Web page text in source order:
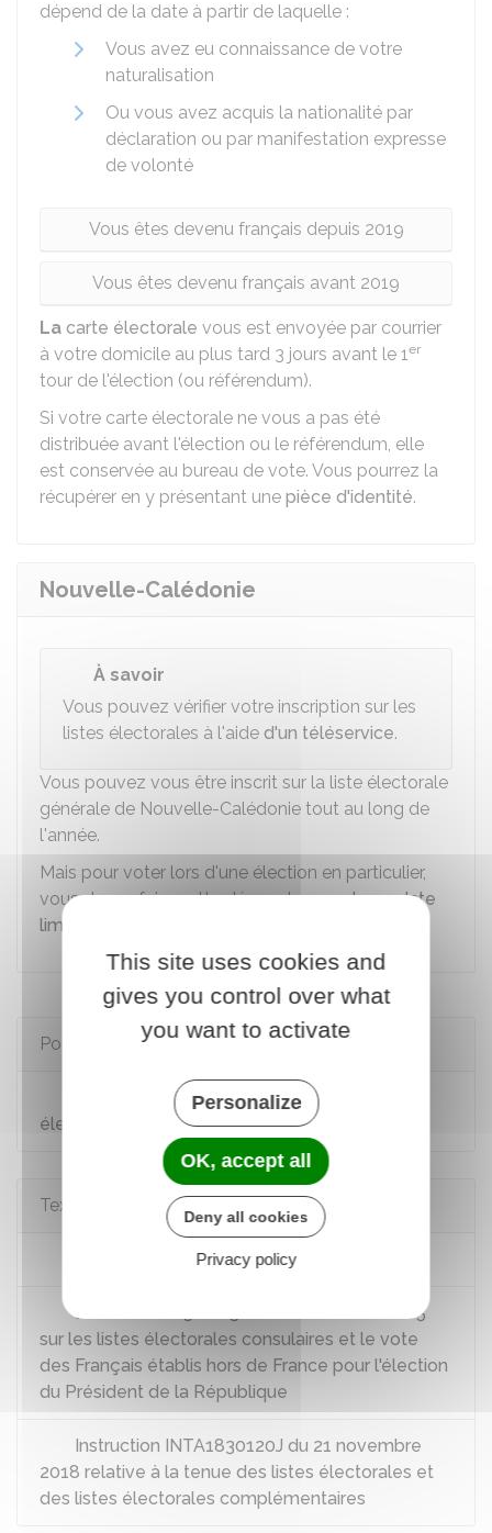
dépend de la date à partir de laquelle :
Vous avez eu connaissance de votre
naturalisation
Ou vous avez acquis la nationalité par
déclaration ou par manifestation expresse
de volonté
Vous êtes devenu français depuis 2019
Vous êtes devenu français avant 2019
La carte électorale vous est envoyée par courrier
à votre domicile au plus tard 3 jours avant le 1er
tour de l'élection (ou référendum).
Si votre carte électorale ne vous a pas été
distribuée avant l'élection ou le référendum, elle
est conservée au bureau de vote. Vous pourrez la
récupérer en y présentant une pièce d'identité.
Nouvelle-Calédonie
À savoir
Vous pouvez vérifier votre inscription sur les
listes électorales à l'aide d'un téléservice.
Vous pouvez vous être inscrit sur la liste électorale
générale de Nouvelle-Calédonie tout au long de
l'année.
Mais pour voter lors d'une élection en particulier,
vous devez faire cette démarcheavant une date
limite
Pour en savoir plus
Nouvelle-Calédonie : s'inscrire sur la liste
électorale générale
Textes de référence
Code électoral : articles L9 à L15-1
Décret n°2005-1613 du 22 décembre 2005
sur les listes électorales consulaires et le vote
des Français établis hors de France pour l'élection
du Président de la République
Instruction INTA1830120J du 21 novembre
2018 relative à la tenue des listes électorales et
des listes électorales complémentaires
This site uses cookies and
gives you control over what
you want to activate
Personalize
OK, accept all
Deny all cookies
Privacy policy